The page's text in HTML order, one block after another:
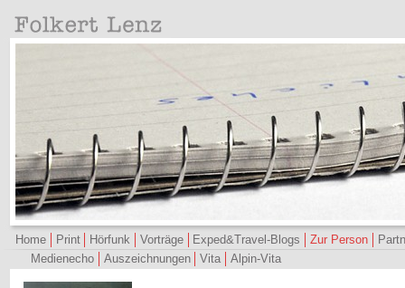
Home Print Hörfunk Vorträge Exped&Travel-Blogs Zur Person
Medienecho
Auszeichnungen Vita Alpin-Vita